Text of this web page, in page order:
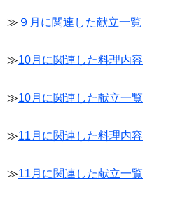
≫ ９月に関連した献立一覧
≫10月に関連した料理内容
≫10月に関連した献立一覧
≫11月に関連した料理内容
≫11月に関連した献立一覧